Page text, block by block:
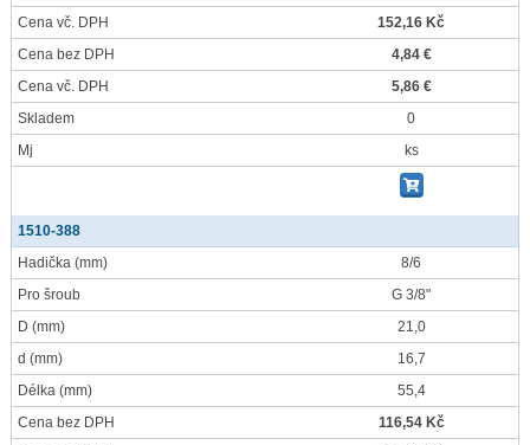
Cena vč. DPH
152,16 Kč
Cena bez DPH
4,84 €
Cena vč. DPH
5,86 €
Skladem
0
Mj
ks
1510-388
Hadička (mm)
8/6
Pro šroub
G 3/8"
D (mm)
21,0
d (mm)
16,7
Délka (mm)
55,4
Cena bez DPH
116,54 Kč